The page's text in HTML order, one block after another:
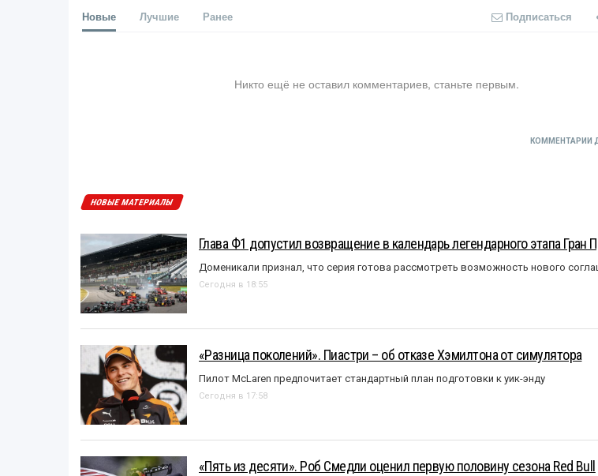
Новые Лучшие Ранее Подписаться
Никто ещё не оставил комментариев, станьте первым.
КОММЕНТАРИИ
НОВЫЕ МАТЕРИАЛЫ
Глава Ф1 допустил возвращение в календарь легендарного этапа Гран
Доменикали признал, что серия готова рассмотреть возможность нового
Сегодня в 18:55
«Разница поколений». Пиастри – об отказе Хэмилтона от симулятора
Пилот McLaren предпочитает стандартный план подготовки к уик-энду
Сегодня в 17:58
«Пять из десяти». Роб Смедли оценил первую половину сезона Red Bull